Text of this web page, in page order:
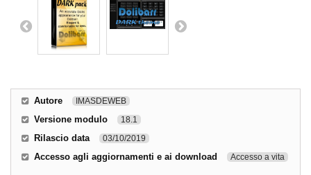
Autore IMASDEWEB
Versione modulo 18.1
Rilascio data 03/10/2019
Accesso agli aggiornamenti e ai download Accesso a vita